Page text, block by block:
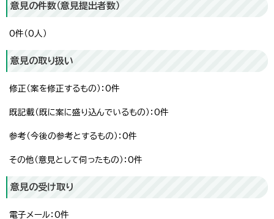
意見の件数（意見提出者数）
0件（0人）
意見の取り扱い
修正（案を修正するもの）：0件
既記載（既に案に盛り込んでいるもの）：0件
参考（今後の参考とするもの）：0件
その他（意見として伺ったもの）：0件
意見の受け取り
電子メール：0件